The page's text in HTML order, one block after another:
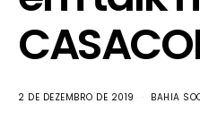
2 DE DEZEMBRO DE 2019 BAHIA